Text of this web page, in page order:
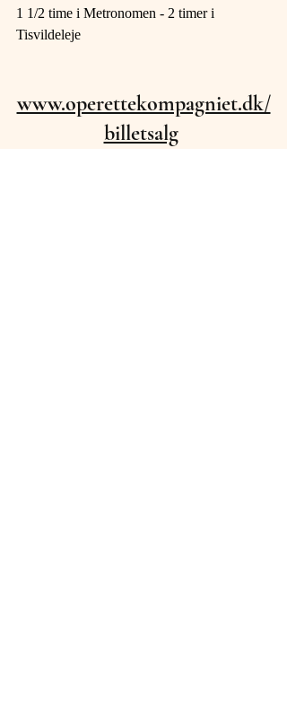
1 1/2 time i Metronomen - 2 timer i
Tisvildeleje
www.operettekompagniet.dk/
billetsalg